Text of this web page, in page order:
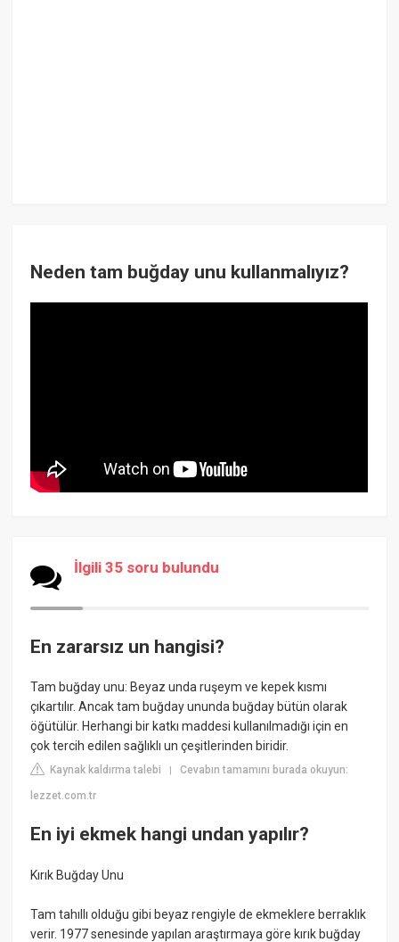
Neden tam buğday unu kullanmalıyız?
İlgili 35 soru bulundu
En zararsız un hangisi?
Tam buğday unu: Beyaz unda ruşeym ve kepek kısmı
çıkartılır. Ancak tam buğday ununda buğday bütün olarak
öğütülür. Herhangi bir katkı maddesi kullanılmadığı için en
çok tercih edilen sağlıklı un çeşitlerinden biridir.
Kaynak kaldırma talebi |Cevabın tamamını burada okuyun:
lezzet.com.tr
En iyi ekmek hangi undan yapılır?
Kırık Buğday Unu
Tam tahıllı olduğu gibi beyaz rengiyle de ekmeklere berraklık
verir. 1977 senesinde yapılan araştırmaya göre kırık buğday